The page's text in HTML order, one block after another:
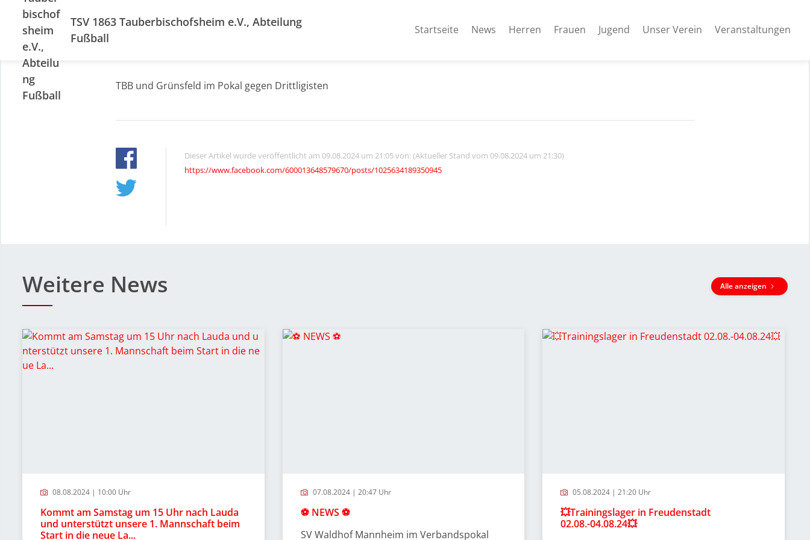
TSV 1863 Tauberbischofsheim e.V., Abteilung
Fußball
Startseite News Herren Frauen Jugend Unser Verein Veranstaltungen
TBB und Grünsfeld im Pokal gegen Drittligisten
Dieser Artikel wurde veröffentlicht am 09.08.2024 um 21:05 von: (Aktueller Stand vom 09.08.2024 um 21:30)
https://www.facebook.com/600013648579670/posts/1025634189350945
Weitere News Alle anzeigen
08.08.2024 | 10:00 Uhr
Kommt am Samstag um 15 Uhr nach Lauda
und unterstützt unsere 1. Mannschaft beim
Start in die neue La...
07.08.2024 | 20:47 Uhr
⚽️ NEWS ⚽️
SV Waldhof Mannheim im Verbandspokal
05.08.2024 | 21:20 Uhr
💥Trainingslager in Freudenstadt
02.08.-04.08.24💥